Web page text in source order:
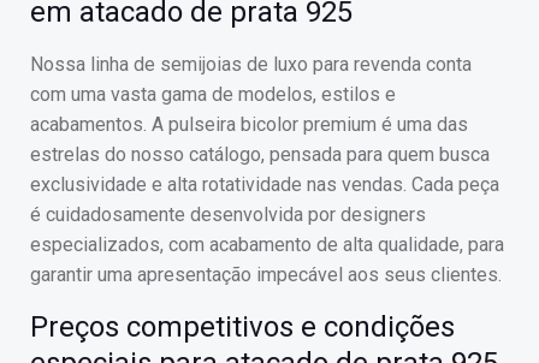
em atacado de prata 925
Nossa linha de semijoias de luxo para revenda conta
com uma vasta gama de modelos, estilos e
acabamentos. A pulseira bicolor premium é uma das
estrelas do nosso catálogo, pensada para quem busca
exclusividade e alta rotatividade nas vendas. Cada peça
é cuidadosamente desenvolvida por designers
especializados, com acabamento de alta qualidade, para
garantir uma apresentação impecável aos seus clientes.
Preços competitivos e condições